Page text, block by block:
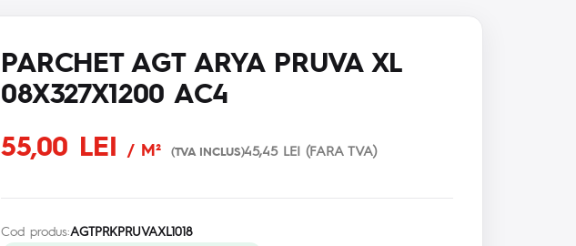
PARCHET AGT ARYA PRUVA XL
08X327X1200 AC4
55,00 LEI
/ M² (TVA INCLUS)45,45 LEI (FARA TVA)
Cod produs:AGTPRKPRUVAXL1018